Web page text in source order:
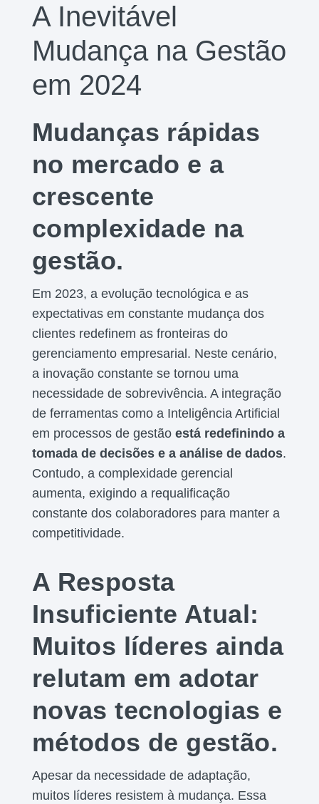
A Inevitável
Mudança na Gestão
em 2024
Mudanças rápidas
no mercado e a
crescente
complexidade na
gestão.
Em 2023, a evolução tecnológica e as
expectativas em constante mudança dos
clientes redefinem as fronteiras do
gerenciamento empresarial. Neste cenário,
a inovação constante se tornou uma
necessidade de sobrevivência. A integração
de ferramentas como a Inteligência Artificial
em processos de gestão está redefinindo a
tomada de decisões e a análise de dados.
Contudo, a complexidade gerencial
aumenta, exigindo a requalificação
constante dos colaboradores para manter a
competitividade.
A Resposta
Insuficiente Atual:
Muitos líderes ainda
relutam em adotar
novas tecnologias e
métodos de gestão.
Apesar da necessidade de adaptação,
muitos líderes resistem à mudança. Essa